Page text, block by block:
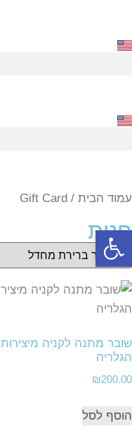
עמוד הבית / Gift Card
חנות
שובר מתנה לקניה מיצירות
הגלריה
₪200.00
הוסף לסל
פתח סרגל נגישות